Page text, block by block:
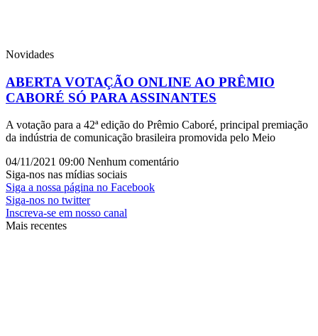
Novidades
ABERTA VOTAÇÃO ONLINE AO PRÊMIO
CABORÉ SÓ PARA ASSINANTES
A votação para a 42ª edição do Prêmio Caboré, principal premiação
da indústria de comunicação brasileira promovida pelo Meio
04/11/2021 09:00 Nenhum comentário
Siga-nos nas mídias sociais
Siga a nossa página no Facebook
Siga-nos no twitter
Inscreva-se em nosso canal
Mais recentes